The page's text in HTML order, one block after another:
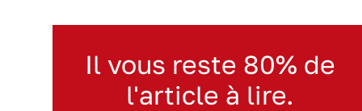
Il vous reste 80% de
l'article à lire.